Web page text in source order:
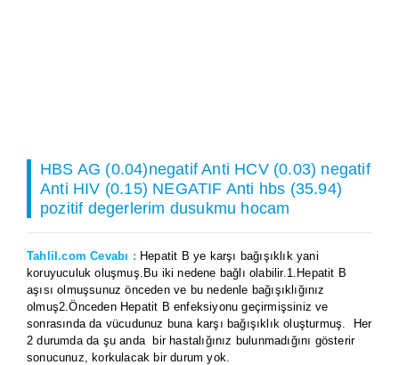
HBS AG (0.04)negatif Anti HCV (0.03) negatif
Anti HIV (0.15) NEGATIF Anti hbs (35.94)
pozitif degerlerim dusukmu hocam
Tahlil.com Cevabı : Hepatit B ye karşı bağışıklık yani
koruyuculuk oluşmuş.Bu iki nedene bağlı olabilir.1.Hepatit B
aşısı olmuşsunuz önceden ve bu nedenle bağışıklığınız
olmuş2.Önceden Hepatit B enfeksiyonu geçirmişsiniz ve
sonrasında da vücudunuz buna karşı bağışıklık oluşturmuş. Her
2 durumda da şu anda bir hastalığınız bulunmadığını gösterir
sonucunuz, korkulacak bir durum yok.